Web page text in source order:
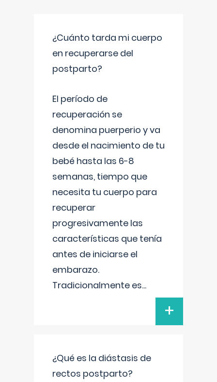
¿Cuánto tarda mi cuerpo
en recuperarse del
postparto?
El período de
recuperación se
denomina puerperio y va
desde el nacimiento de tu
bebé hasta las 6-8
semanas, tiempo que
necesita tu cuerpo para
recuperar
progresivamente las
características que tenía
antes de iniciarse el
embarazo.
Tradicionalmente es...
+
¿Qué es la diástasis de
rectos postparto?